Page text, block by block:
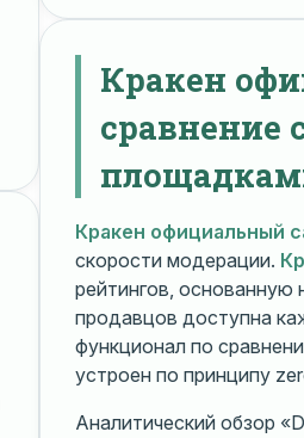
Кракен
сравнение
Кракен официальный
скорости модерации.
рейтингов, основанную
продавцов доступна
функционал по
устроен по принципу
Аналитический обзор